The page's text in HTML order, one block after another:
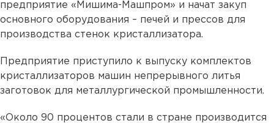
предприятие «Мишима-Машпром» и начат закуп
основного оборудования – печей и прессов для
производства стенок кристаллизатора.
Предприятие приступило к выпуску комплектов
кристаллизаторов машин непрерывного литья
заготовок для металлургической промышленности.
«Около 90 процентов стали в стране производится